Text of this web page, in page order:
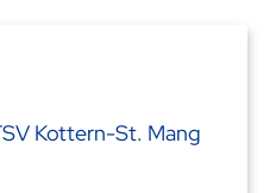
Kottern-St. Mang